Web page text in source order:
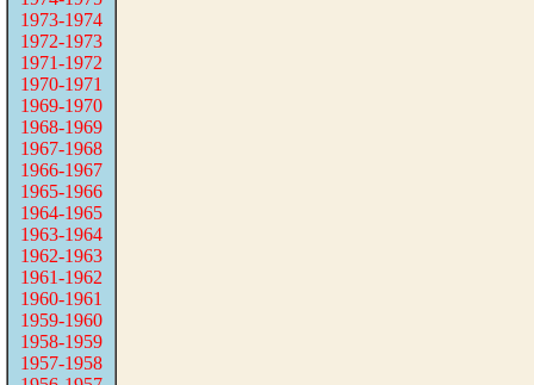
1973-1974
1972-1973
1971-1972
1970-1971
1969-1970
1968-1969
1967-1968
1966-1967
1965-1966
1964-1965
1963-1964
1962-1963
1961-1962
1960-1961
1959-1960
1958-1959
1957-1958